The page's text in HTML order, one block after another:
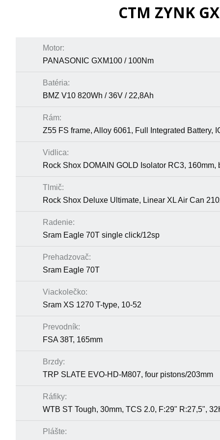
CTM ZYNK
Motor:
PANASONIC GXM100 / 100Nm
Batéria:
BMZ V10 820Wh / 36V / 22,8Ah
Rám:
Z55 FS frame, Alloy 6061, Full Integrated Battery,
Vidlica:
Rock Shox DOMAIN GOLD Isolator RC3,
Tlmič:
Rock Shox Deluxe Ultimate, Linear XL Air Can
Radenie:
Sram Eagle 70T single click/12sp
Prehadzovač:
Sram Eagle 70T
Viackolečko:
Sram XS 1270 T-type, 10-52
Prevodník:
FSA 38T, 165mm
Brzdy:
TRP SLATE EVO-HD-M807, four pistons/203mm
Ráfiky:
WTB ST Tough, 30mm, TCS 2.0, F:29" R:27,5",
Plášte: